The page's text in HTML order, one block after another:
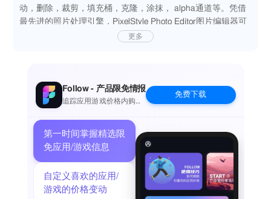
动，删除，裁剪，填充桶，克隆，涂抹， alpha通道等。凭借
最先进的照片处理引擎，PixelStyle Photo Editor图片编辑器可
以快速进行图像处理，并实时获取令人惊艳的效果。
字距）。
• 图像编辑工具：裁剪，取色器，油漆桶，涂片，渐变填充……
• 自由变换工具：缩放，移动，调整大小，旋转，倾斜，对齐
和自由透视变换。
• 选区和编辑工具。
• 频道编辑工具：RGBalpha，Alpha频道编辑
• 压力灵敏度可调的绘图工具：基本绘图，像素绘制和纹理绘
更多
Follow - 产品限免情报
追踪应用游戏价格内购波
免费下载
第一时间掌握精选限
免应用/游戏信息
自定义喜欢的应用/
游戏的价格变动